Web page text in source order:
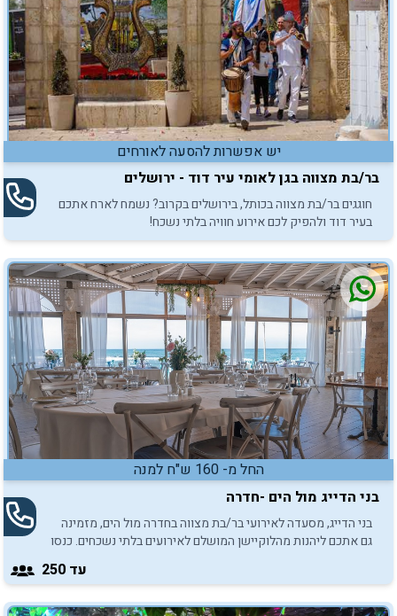
יש אפשרות להסעה לאורחים
בר/בת מצווה בגן לאומי עיר דוד - ירושלים
חוגגים בר/בת מצווה בכותל, בירושלים בקרוב? נשמח לארח אתכם
בעיר דוד ולהפיק לכם אירוע חוויה בלתי נשכח!
החל מ- 160 ש"ח למנה
בני הדייג מול הים -חדרה
בני הדייג, מסעדה לאירועי בר/בת מצווה בחדרה מול הים, מזמינה
גם אתכם ליהנות מהלוקיישן המושלם לאירועים בלתי נשכחים. כנסו
עד 250